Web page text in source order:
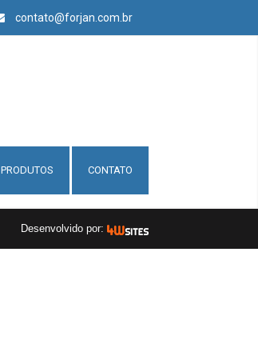
contato@forjan.com.br
PRODUTOS CONTATO
Desenvolvido por: